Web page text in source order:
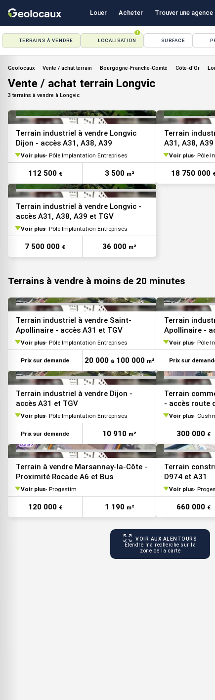
Louer Acheter Trouver une agence
TERRAINS À VENDRE LOCALISATION
1
SURFACE
Geolocaux Vente / achat terrain Bourgogne-Franche-Comté Côte-d'Or
Vente / achat terrain Longvic
3 terrains à vendre à Longvic
VOIR TOUTES LES PHOTOS
Terrain industriel à vendre Longvic
Dijon - accès A31, A38, A39
Voir plus Pôle Implantation Entreprises
112 500 € 3 500 m²
Terrain
A31, A38,
Voir plus Pôle
18 750 000
VOIR TOUTES LES PHOTOS
Terrain industriel à vendre Longvic -
accès A31, A38, A39 et TGV
Voir plus Pôle Implantation Entreprises
7 500 000 € 36 000 m²
Terrains à vendre à moins de 20 minutes
VOIR TOUTES LES PHOTOS
Terrain industriel à vendre Saint-
Apollinaire - accès A31 et TGV
Voir plus Pôle Implantation Entreprises
Prix sur demande 20 000 à100 000 m²
Terrain
Apollinaire -
Voir plus Pôle
Prix sur
VOIR TOUTES LES PHOTOS
Terrain industriel à vendre Dijon -
accès A31 et TGV
Voir plus Pôle Implantation Entreprises
Prix sur demande 10 910 m²
Terrain
- accès route
Voir plus
300 000 €
VOIR TOUTES LES PHOTOS
Terrain à vendre Marsannay-la-Côte -
Proximité Rocade A6 et Bus
Voir plus Progestim
120 000 € 1 190 m²
Terrain
D974 et A31
Voir plus
660 000 €
VOIR AUX ALENTOURS
Étendre ma recherche sur la
zone de la carte